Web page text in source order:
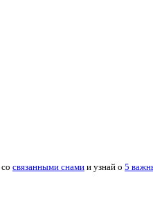
со связанными снами и узнай о 5